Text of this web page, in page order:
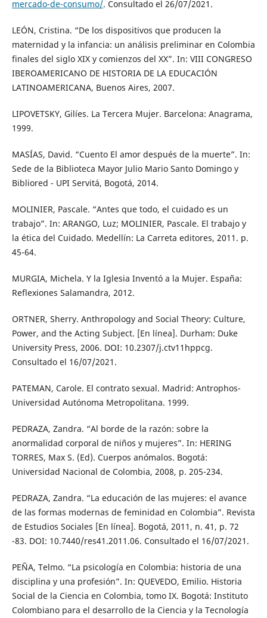
mercado-de-consumo/. Consultado el 26/07/2021.
LEÓN, Cristina. “De los dispositivos que producen la
maternidad y la infancia: un análisis preliminar en Colombia
finales del siglo XIX y comienzos del XX”. In: VIII CONGRESO
IBEROAMERICANO DE HISTORIA DE LA EDUCACIÓN
LATINOAMERICANA, Buenos Aires, 2007.
LIPOVETSKY, Gilíes. La Tercera Mujer. Barcelona: Anagrama,
1999.
MASÍAS, David. “Cuento El amor después de la muerte”. In:
Sede de la Biblioteca Mayor Julio Mario Santo Domingo y
Bibliored - UPI Servitá, Bogotá, 2014.
MOLINIER, Pascale. “Antes que todo, el cuidado es un
trabajo”. In: ARANGO, Luz; MOLINIER, Pascale. El trabajo y
la ética del Cuidado. Medellín: La Carreta editores, 2011. p.
45-64.
MURGIA, Michela. Y la Iglesia Inventó a la Mujer. España:
Reflexiones Salamandra, 2012.
ORTNER, Sherry. Anthropology and Social Theory: Culture,
Power, and the Acting Subject. [En línea]. Durham: Duke
University Press, 2006. DOI: 10.2307/j.ctv11hppcg.
Consultado el 16/07/2021.
PATEMAN, Carole. El contrato sexual. Madrid: Antrophos-
Universidad Autónoma Metropolitana. 1999.
PEDRAZA, Zandra. “Al borde de la razón: sobre la
anormalidad corporal de niños y mujeres”. In: HERING
TORRES, Max S. (Ed). Cuerpos anómalos. Bogotá:
Universidad Nacional de Colombia, 2008, p. 205-234.
PEDRAZA, Zandra. “La educación de las mujeres: el avance
de las formas modernas de feminidad en Colombia”. Revista
de Estudios Sociales [En línea]. Bogotá, 2011, n. 41, p. 72
-83. DOI: 10.7440/res41.2011.06. Consultado el 16/07/2021.
PEÑA, Telmo. “La psicología en Colombia: historia de una
disciplina y una profesión”. In: QUEVEDO, Emilio. Historia
Social de la Ciencia en Colombia, tomo IX. Bogotá: Instituto
Colombiano para el desarrollo de la Ciencia y la Tecnología